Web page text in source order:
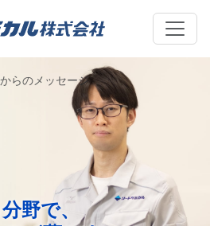
らのメッセージ
野で、